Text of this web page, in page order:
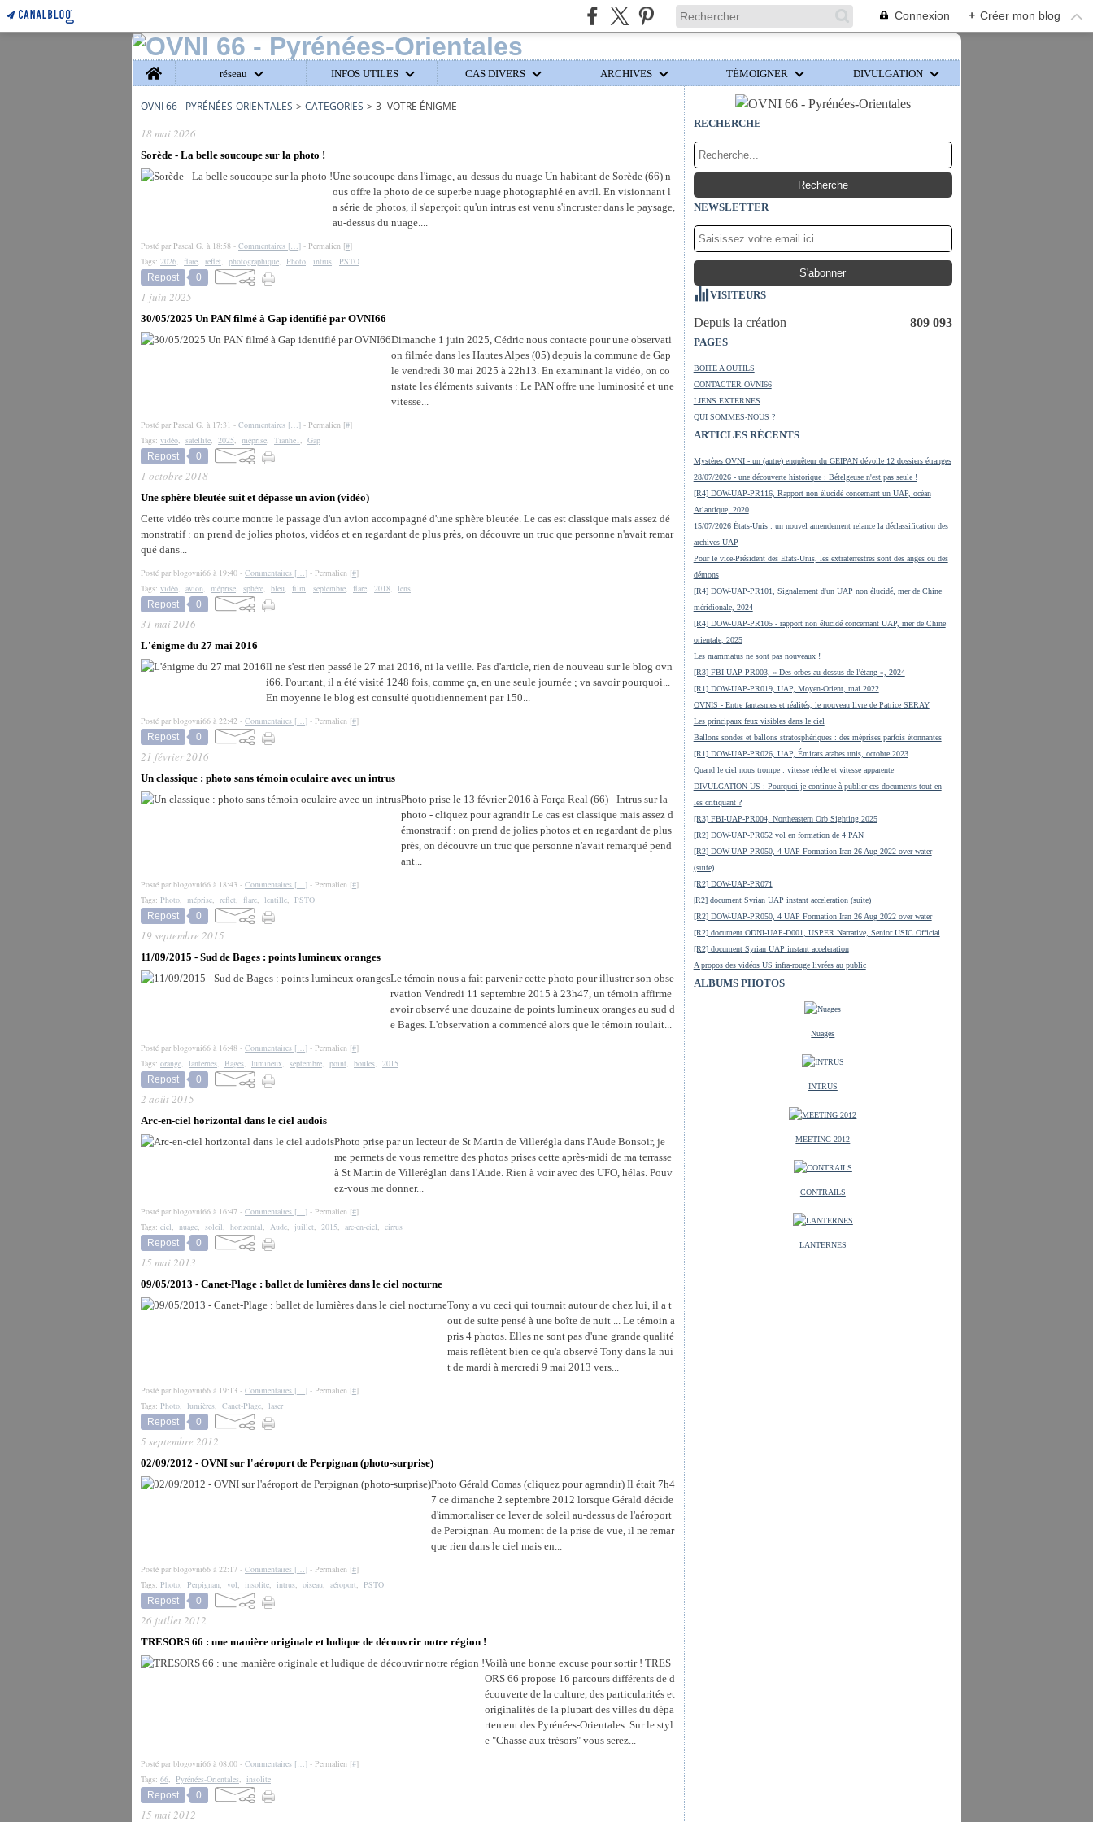
Connexion + Créer mon blog
Home
réseau INFOS UTILES CAS DIVERS ARCHIVES TÉMOIGNER DIVULGATION
OVNI 66 - PYRÉNÉES-ORIENTALES > CATEGORIES > 3- VOTRE ÉNIGME
18 mai 2026
Sorède - La belle soucoupe sur la photo !
Une soucoupe dans l'image, au-dessus du nuage Un habitant de Sorède (66) n
ous offre la photo de ce superbe nuage photographié en avril. En visionnant l
a série de photos, il s'aperçoit qu'un intrus est venu s'incruster dans le paysage,
au-dessus du nuage....
Posté par Pascal G. à 18:58 - Commentaires […] - Permalien [#]
Tags: 2026, flare, reflet, photographique, Photo, intrus, PSTO
Repost
0
1 juin 2025
30/05/2025 Un PAN filmé à Gap identifié par OVNI66
Dimanche 1 juin 2025, Cédric nous contacte pour une observati
on filmée dans les Hautes Alpes (05) depuis la commune de Gap
le vendredi 30 mai 2025 à 22h13. En examinant la vidéo, on co
nstate les éléments suivants : Le PAN offre une luminosité et une
vitesse...
Posté par Pascal G. à 17:31 - Commentaires […] - Permalien [#]
Tags: vidéo, satellite, 2025, méprise, Tianhe1, Gap
Repost
0
1 octobre 2018
Une sphère bleutée suit et dépasse un avion (vidéo)
Cette vidéo très courte montre le passage d'un avion accompagné d'une sphère bleutée. Le cas est classique mais assez dé
monstratif : on prend de jolies photos, vidéos et en regardant de plus près, on découvre un truc que personne n'avait remar
qué dans...
Posté par blogovni66 à 19:40 - Commentaires […] - Permalien [#]
Tags: vidéo, avion, méprise, sphère, bleu, film, septembre, flare, 2018, lens
Repost
0
31 mai 2016
L'énigme du 27 mai 2016
Il ne s'est rien passé le 27 mai 2016, ni la veille. Pas d'article, rien de nouveau sur le blog ovn
i66. Pourtant, il a été visité 1248 fois, comme ça, en une seule journée ; va savoir pourquoi...
En moyenne le blog est consulté quotidiennement par 150...
Posté par blogovni66 à 22:42 - Commentaires […] - Permalien [#]
Repost
0
21 février 2016
Un classique : photo sans témoin oculaire avec un intrus
Photo prise le 13 février 2016 à Força Real (66) - Intrus sur la
photo - cliquez pour agrandir Le cas est classique mais assez d
émonstratif : on prend de jolies photos et en regardant de plus
près, on découvre un truc que personne n'avait remarqué pend
ant...
Posté par blogovni66 à 18:43 - Commentaires […] - Permalien [#]
Tags: Photo, méprise, reflet, flare, lentille, PSTO
Repost
0
19 septembre 2015
11/09/2015 - Sud de Bages : points lumineux oranges
Le témoin nous a fait parvenir cette photo pour illustrer son obse
rvation Vendredi 11 septembre 2015 à 23h47, un témoin affirme
avoir observé une douzaine de points lumineux oranges au sud d
e Bages. L'observation a commencé alors que le témoin roulait...
Posté par blogovni66 à 16:48 - Commentaires […] - Permalien [#]
Tags: orange, lanternes, Bages, lumineux, septembre, point, boules, 2015
Repost
0
2 août 2015
Arc-en-ciel horizontal dans le ciel audois
Photo prise par un lecteur de St Martin de Villerégla dans l'Aude Bonsoir, je
me permets de vous remettre des photos prises cette après-midi de ma terrasse
à St Martin de Villeréglan dans l'Aude. Rien à voir avec des UFO, hélas. Pouv
ez-vous me donner...
Posté par blogovni66 à 16:47 - Commentaires […] - Permalien [#]
Tags: ciel, nuage, soleil, horizontal, Aude, juillet, 2015, arc-en-ciel, cirrus
Repost
0
15 mai 2013
09/05/2013 - Canet-Plage : ballet de lumières dans le ciel nocturne
Tony a vu ceci qui tournait autour de chez lui, il a t
out de suite pensé à une boîte de nuit ... Le témoin a
pris 4 photos. Elles ne sont pas d'une grande qualité
mais reflètent bien ce qu'a observé Tony dans la nui
t de mardi à mercredi 9 mai 2013 vers...
Posté par blogovni66 à 19:13 - Commentaires […] - Permalien [#]
Tags: Photo, lumières, Canet-Plage, laser
Repost
0
5 septembre 2012
02/09/2012 - OVNI sur l'aéroport de Perpignan (photo-surprise)
Photo Gérald Comas (cliquez pour agrandir) Il était 7h4
7 ce dimanche 2 septembre 2012 lorsque Gérald décide
d'immortaliser ce lever de soleil au-dessus de l'aéroport
de Perpignan. Au moment de la prise de vue, il ne remar
que rien dans le ciel mais en...
Posté par blogovni66 à 22:17 - Commentaires […] - Permalien [#]
Tags: Photo, Perpignan, vol, insolite, intrus, oiseau, aéroport, PSTO
Repost
0
26 juillet 2012
TRESORS 66 : une manière originale et ludique de découvrir notre région !
Voilà une bonne excuse pour sortir ! TRES
ORS 66 propose 16 parcours différents de d
écouverte de la culture, des particularités et
originalités de la plupart des villes du dépa
rtement des Pyrénées-Orientales. Sur le styl
e "Chasse aux trésors" vous serez...
Posté par blogovni66 à 08:00 - Commentaires […] - Permalien [#]
Tags: 66, Pyrénées-Orientales, insolite
Repost
0
15 mai 2012
RECHERCHE
NEWSLETTER
VISITEURS
Depuis la création 809 093
PAGES
BOITE A OUTILS
CONTACTER OVNI66
LIENS EXTERNES
QUI SOMMES-NOUS ?
ARTICLES RÉCENTS
Mystères OVNI - un (autre) enquêteur du GEIPAN dévoile 12 dossiers étranges
28/07/2026 - une découverte historique : Bételgeuse n'est pas seule !
[R4] DOW-UAP-PR116, Rapport non élucidé concernant un UAP, océan
Atlantique, 2020
15/07/2026 États-Unis : un nouvel amendement relance la déclassification des
archives UAP
Pour le vice-Président des Etats-Unis, les extraterrestres sont des anges ou des
démons
[R4] DOW-UAP-PR101, Signalement d'un UAP non élucidé, mer de Chine
méridionale, 2024
[R4] DOW-UAP-PR105 - rapport non élucidé concernant UAP, mer de Chine
orientale, 2025
Les mammatus ne sont pas nouveaux !
[R3] FBI-UAP-PR003, « Des orbes au-dessus de l'étang », 2024
[R1] DOW-UAP-PR019, UAP, Moyen-Orient, mai 2022
OVNIS - Entre fantasmes et réalités, le nouveau livre de Patrice SERAY
Les principaux feux visibles dans le ciel
Ballons sondes et ballons stratosphériques : des méprises parfois étonnantes
[R1] DOW-UAP-PR026, UAP, Émirats arabes unis, octobre 2023
Quand le ciel nous trompe : vitesse réelle et vitesse apparente
DIVULGATION US : Pourquoi je continue à publier ces documents tout en
les critiquant ?
[R3] FBI-UAP-PR004, Northeastern Orb Sighting 2025
[R2] DOW-UAP-PR052 vol en formation de 4 PAN
[R2] DOW-UAP-PR050, 4 UAP Formation Iran 26 Aug 2022 over water
(suite)
[R2] DOW-UAP-PR071
|R2] document Syrian UAP instant acceleration (suite)
[R2] DOW-UAP-PR050, 4 UAP Formation Iran 26 Aug 2022 over water
[R2] document ODNI-UAP-D001, USPER Narrative, Senior USIC Official
[R2] document Syrian UAP instant acceleration
A propos des vidéos US infra-rouge livrées au public
ALBUMS PHOTOS
Nuages
INTRUS
MEETING 2012
CONTRAILS
LANTERNES